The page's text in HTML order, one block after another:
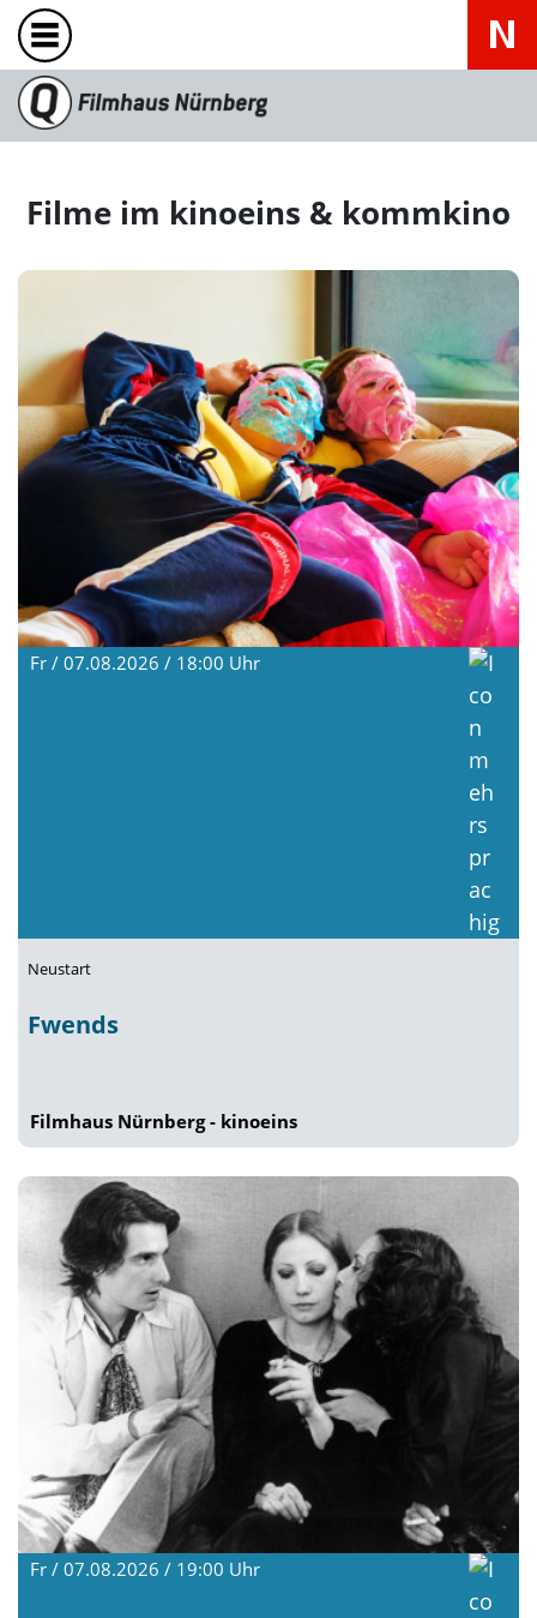
Filme im kinoeins & kommkino
Fr / 07.08.2026 / 18:00 Uhr
Neustart
Fwends
Filmhaus Nürnberg - kinoeins
Fr / 07.08.2026 / 19:00 Uhr